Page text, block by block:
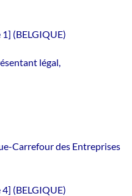
(BELGIQUE)
légal,
Carrefour des Entreprises
(BELGIQUE)